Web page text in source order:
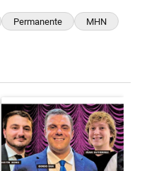
Permanente MHN
"Murió Jorge Messi, el
Un artículo de tendencia con